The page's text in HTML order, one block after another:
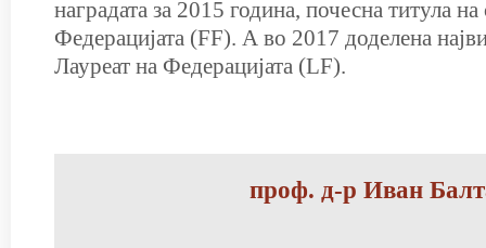
наградата за 2015 година, почесна титула
Федерацијата (FF). А во 2017 доделена
Лауреат на Федерацијата (LF).
проф. д-р Иван